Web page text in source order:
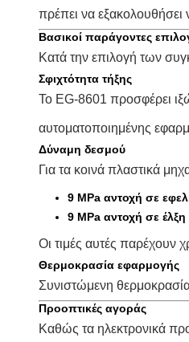
πρέπει να
Βασικοί παράγοντες
Κατά την επιλογή των
Σφιχτότητα τήξης
Το EG-8601 προσφέρει
αυτοματοποιημένης
Δύναμη δεσμού
Για τα κοινά πλαστικά
9 MPa αντοχή σε
9 MPa αντοχή σε
Οι τιμές αυτές παρέχουν
Θερμοκρασία εφαρμογής
Συνιστώμενη
Προοπτικές αγοράς
Καθώς τα ηλεκτρονικά